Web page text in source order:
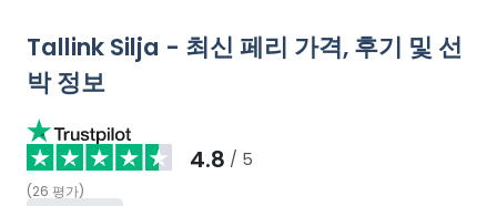
Tallink Silja - 최신 페리 가격, 후기 및 선
박 정보
4.8 / 5
(26 평가)